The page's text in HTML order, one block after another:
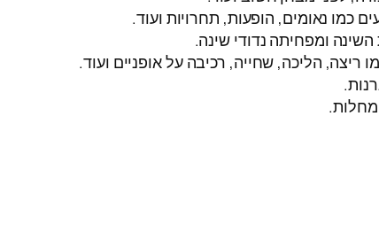
כמו נאומים, הופעות, תחרויות ועוד.
ומפחיתה נדודי שינה.
הליכה, שחייה, רכיבה על אופניים ועוד.
מחלות.